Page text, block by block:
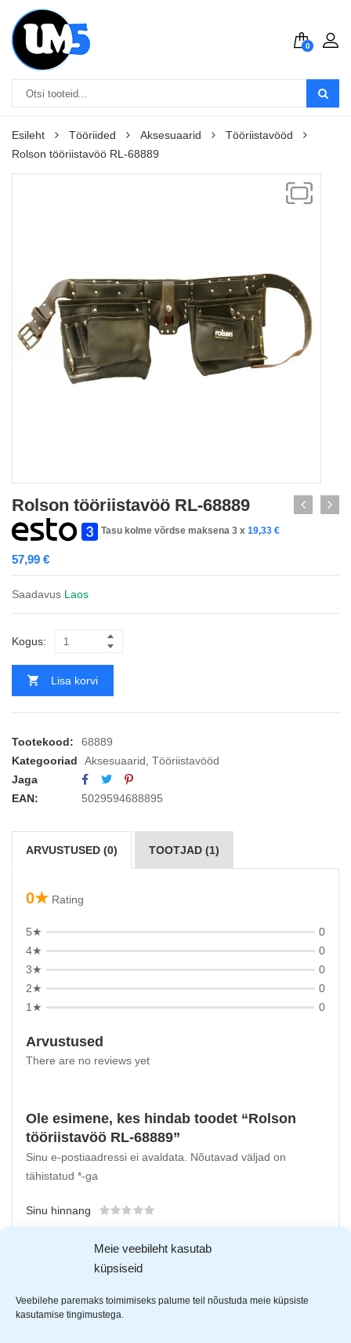
Meie veebileht kasutab
küpsiseid
Veebilehe paremaks toimimiseks palume teil nõustuda meie küpsiste
kasutamise tingimustega.
0
Esileht Tööriided Aksesuaarid
Tööriistavööd
Rolson tööriistavöö RL-68889
Rolson tööriistavöö RL-68889
Tasu kolme võrdse maksena 3 x 19,33 €
57,99 €
Saadavus Laos
Kogus:
Lisa korvi
Tootekood:
68889
Kategooriad
Aksesuaarid Tööriistavööd
Jaga
EAN:
5029594688895
ARVUSTUSED (0) TOOTJAD (1)
0★ Rating
5★
0
4★
0
3★
0
2★
0
1★
0
Arvustused
There are no reviews yet
Ole esimene, kes hindab toodet “Rolson
tööriistavöö RL-68889”
Sinu e-postiaadressi ei avaldata.
Nõutavad väljad on
tähistatud *-ga
Sinu hinnang